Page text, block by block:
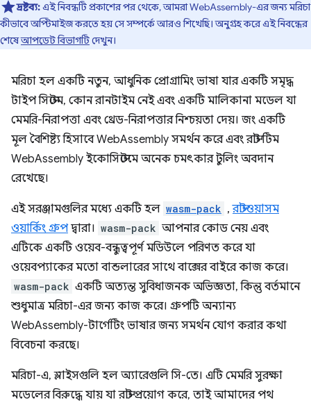
দ্রষ্টব্য:এই নিবন্ধটি প্রকাশের পর থেকে, আমরা WebAssembly-এর জন্য মরিচা
কীভাবে অপ্টিমাইজ করতে হয় সে সম্পর্কে আরও শিখেছি। অনুগ্রহ করে এই নিবন্ধের
শেষেআপডেট বিভাগটিদেখুন।
মরিচা হল একটি নতুন, আধুনিক প্রোগ্রামিং ভাষা যার একটি সমৃদ্ধ
টাইপ সিস্টেম, কোন রানটাইম নেই এবং একটি মালিকানা মডেল যা
মেমরি-নিরাপত্তা এবং থ্রেড-নিরাপত্তার নিশ্চয়তা দেয়। জং একটি
মূল বৈশিষ্ট্য হিসাবে WebAssembly সমর্থন করে এবং রাস্ট টিম
WebAssembly ইকোসিস্টেমে অনেক চমৎকার টুলিং অবদান
রেখেছে।
এই সরঞ্জামগুলির মধ্যে একটি হল wasm-pack ,রাস্টওয়াসম
ওয়ার্কিং গ্রুপদ্বারা। wasm-pack আপনার কোড নেয় এবং
এটিকে একটি ওয়েব-বন্ধুত্বপূর্ণ মডিউলে পরিণত করে যা
ওয়েবপ্যাকের মতো বান্ডলারের সাথে বাক্সের বাইরে কাজ করে।
wasm-pack একটি অত্যন্ত সুবিধাজনক অভিজ্ঞতা, কিন্তু বর্তমানে
শুধুমাত্র মরিচা-এর জন্য কাজ করে। গ্রুপটি অন্যান্য
WebAssembly-টার্গেটিং ভাষার জন্য সমর্থন যোগ করার কথা
বিবেচনা করছে।
মরিচা-এ, স্লাইসগুলি হল অ্যারেগুলি সি-তে। এটি মেমরি সুরক্ষা
মডেলের বিরুদ্ধে যায় যা রাস্ট প্রয়োগ করে, তাই আমাদের পথ